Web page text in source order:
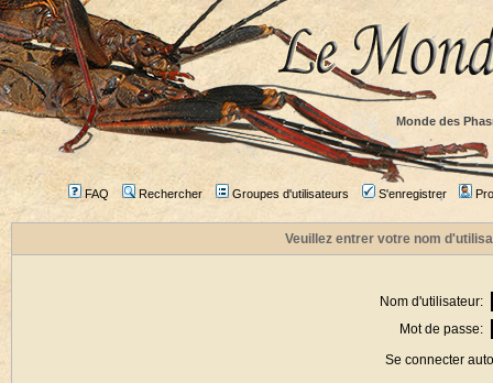
Monde des
FAQ Rechercher Groupes d'utilisateurs S'enregistrer
Veuillez entrer votre nom
Nom d'utilisateur:
Mot de passe:
Se connecter